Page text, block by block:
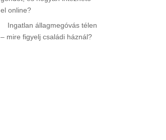
el online?
Ingatlan állagmegóvás télen
– mire figyelj családi háznál?